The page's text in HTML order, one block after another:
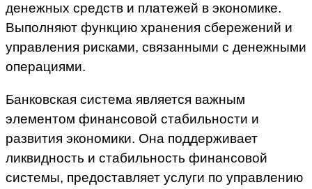
денежных средств и платежей в экономике.
Выполняют функцию хранения сбережений и
управления рисками, связанными с денежными
операциями.
Банковская система является важным
элементом финансовой стабильности и
развития экономики. Она поддерживает
ликвидность и стабильность финансовой
системы, предоставляет услуги по управлению